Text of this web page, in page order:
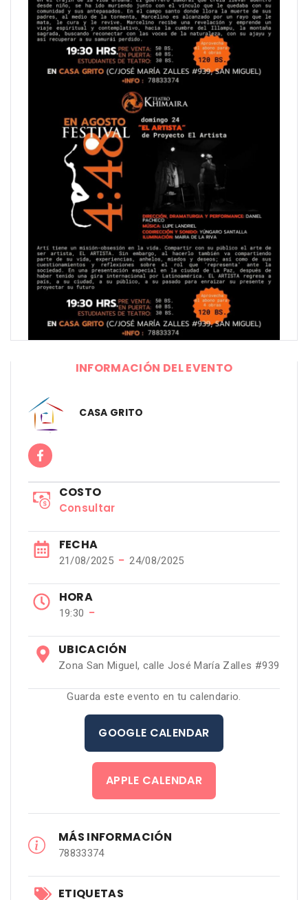
INFORMACIÓN DEL EVENTO
CASA GRITO
COSTO
Consultar
FECHA
21/08/2025 − 24/08/2025
HORA
19:30 −
UBICACIÓN
Zona San Miguel, calle José María Zalles #939
Guarda este evento en tu calendario.
GOOGLE CALENDAR
APPLE CALENDAR
MÁS INFORMACIÓN
78833374
ETIQUETAS